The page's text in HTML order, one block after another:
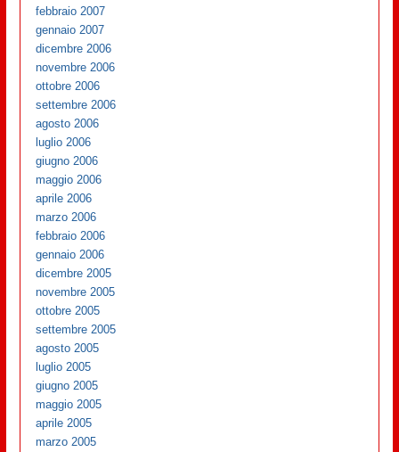
febbraio 2007
gennaio 2007
dicembre 2006
novembre 2006
ottobre 2006
settembre 2006
agosto 2006
luglio 2006
giugno 2006
maggio 2006
aprile 2006
marzo 2006
febbraio 2006
gennaio 2006
dicembre 2005
novembre 2005
ottobre 2005
settembre 2005
agosto 2005
luglio 2005
giugno 2005
maggio 2005
aprile 2005
marzo 2005